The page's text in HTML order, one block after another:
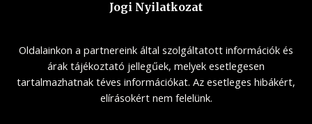
Jogi Nyilatkozat
Oldalainkon a partnereink által szolgáltatott információk és
árak tájékoztató jellegűek, melyek esetlegesen
tartalmazhatnak téves információkat. Az esetleges hibákért,
elírásokért nem felelünk.